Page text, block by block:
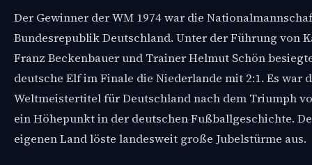
Der Gewinner der WM 1974 war die
Bundesrepublik Deutschland. Unter der Führung von
Franz Beckenbauer und Trainer Helmut Schön
deutsche Elf im Finale die Niederlande mit 2:1. Es war
Weltmeistertitel für Deutschland nach dem Triumph
ein Höhepunkt in der deutschen Fußballgeschichte.
eigenen Land löste landesweit große Jubelstürme aus.